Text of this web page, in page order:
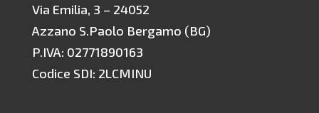
Via Emilia, 3 – 24052
Azzano S.Paolo Bergamo (BG)
P.IVA: 02771890163
Codice SDI: 2LCMINU